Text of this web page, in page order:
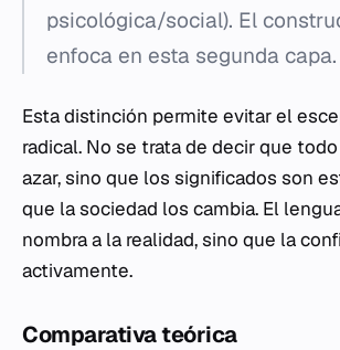
psicológica/social). El
enfoca en esta segunda capa.
Esta distinción permite evitar el
radical. No se trata de decir que
azar, sino que los significados son
que la sociedad los cambia. El
nombra a la realidad, sino que la
activamente.
Comparativa teórica